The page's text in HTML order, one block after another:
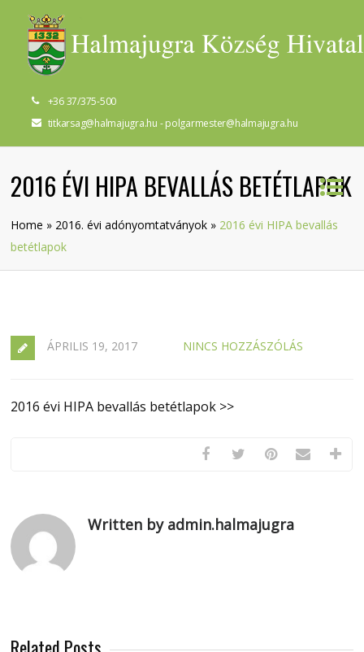
+36 37/375-500
titkarsag@halmajugra.hu - polgarmester@halmajugra.hu
2016 ÉVI HIPA BEVALLÁS BETÉTLAPOK
Home » 2016. évi adónyomtatványok » 2016 évi HIPA bevallás
betétlapok
ÁPRILIS 19, 2017 NINCS HOZZÁSZÓLÁS
2016 évi HIPA bevallás betétlapok >>
Written by admin.halmajugra